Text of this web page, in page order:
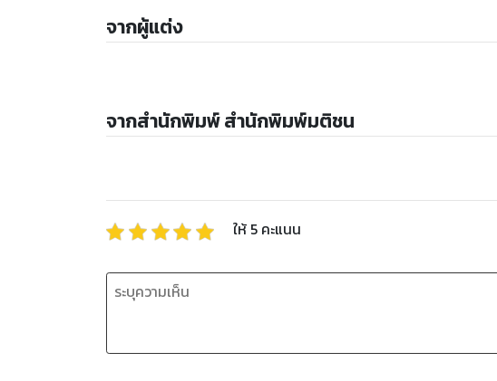
จากผู้แต่ง
จากสำนักพิมพ์ สำนักพิมพ์มติชน
ให้ 5 คะแนน